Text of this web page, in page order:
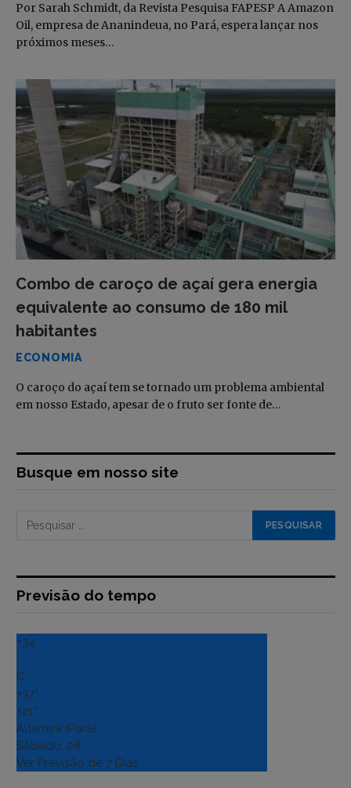
Por Sarah Schmidt, da Revista Pesquisa FAPESP A Amazon
Oil, empresa de Ananindeua, no Pará, espera lançar nos
próximos meses…
Combo de caroço de açaí gera energia
equivalente ao consumo de 180 mil
habitantes
ECONOMIA
O caroço do açaí tem se tornado um problema ambiental
em nosso Estado, apesar de o fruto ser fonte de…
Busque em nosso site
Previsão do tempo
+34
°
C
+37°
+21°
Altamira (Para)
Sábado, 08
Ver Previsão de 7 Dias